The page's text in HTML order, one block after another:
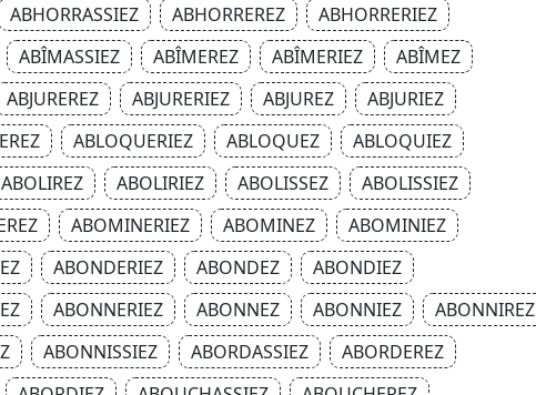
ABHORRASSIEZ ABHORREREZ
ABHORRERIEZ
ABÎMASSIEZ ABÎMEREZ ABÎMERIEZ
ABÎMEZ
ABJUREREZ ABJURERIEZ ABJUREZ
ABJURIEZ
ABLOQUERIEZ ABLOQUEZ
ABLOQUIEZ
ABOLIREZ ABOLIRIEZ ABOLISSEZ
ABOLISSIEZ
ABOMINERIEZ ABOMINEZ
ABOMINIEZ
ABONDERIEZ ABONDEZ
ABONDIEZ
ABONNERIEZ ABONNEZ ABONNIEZ
ABONNIREZ
ABONNISSIEZ ABORDASSIEZ
ABORDEREZ